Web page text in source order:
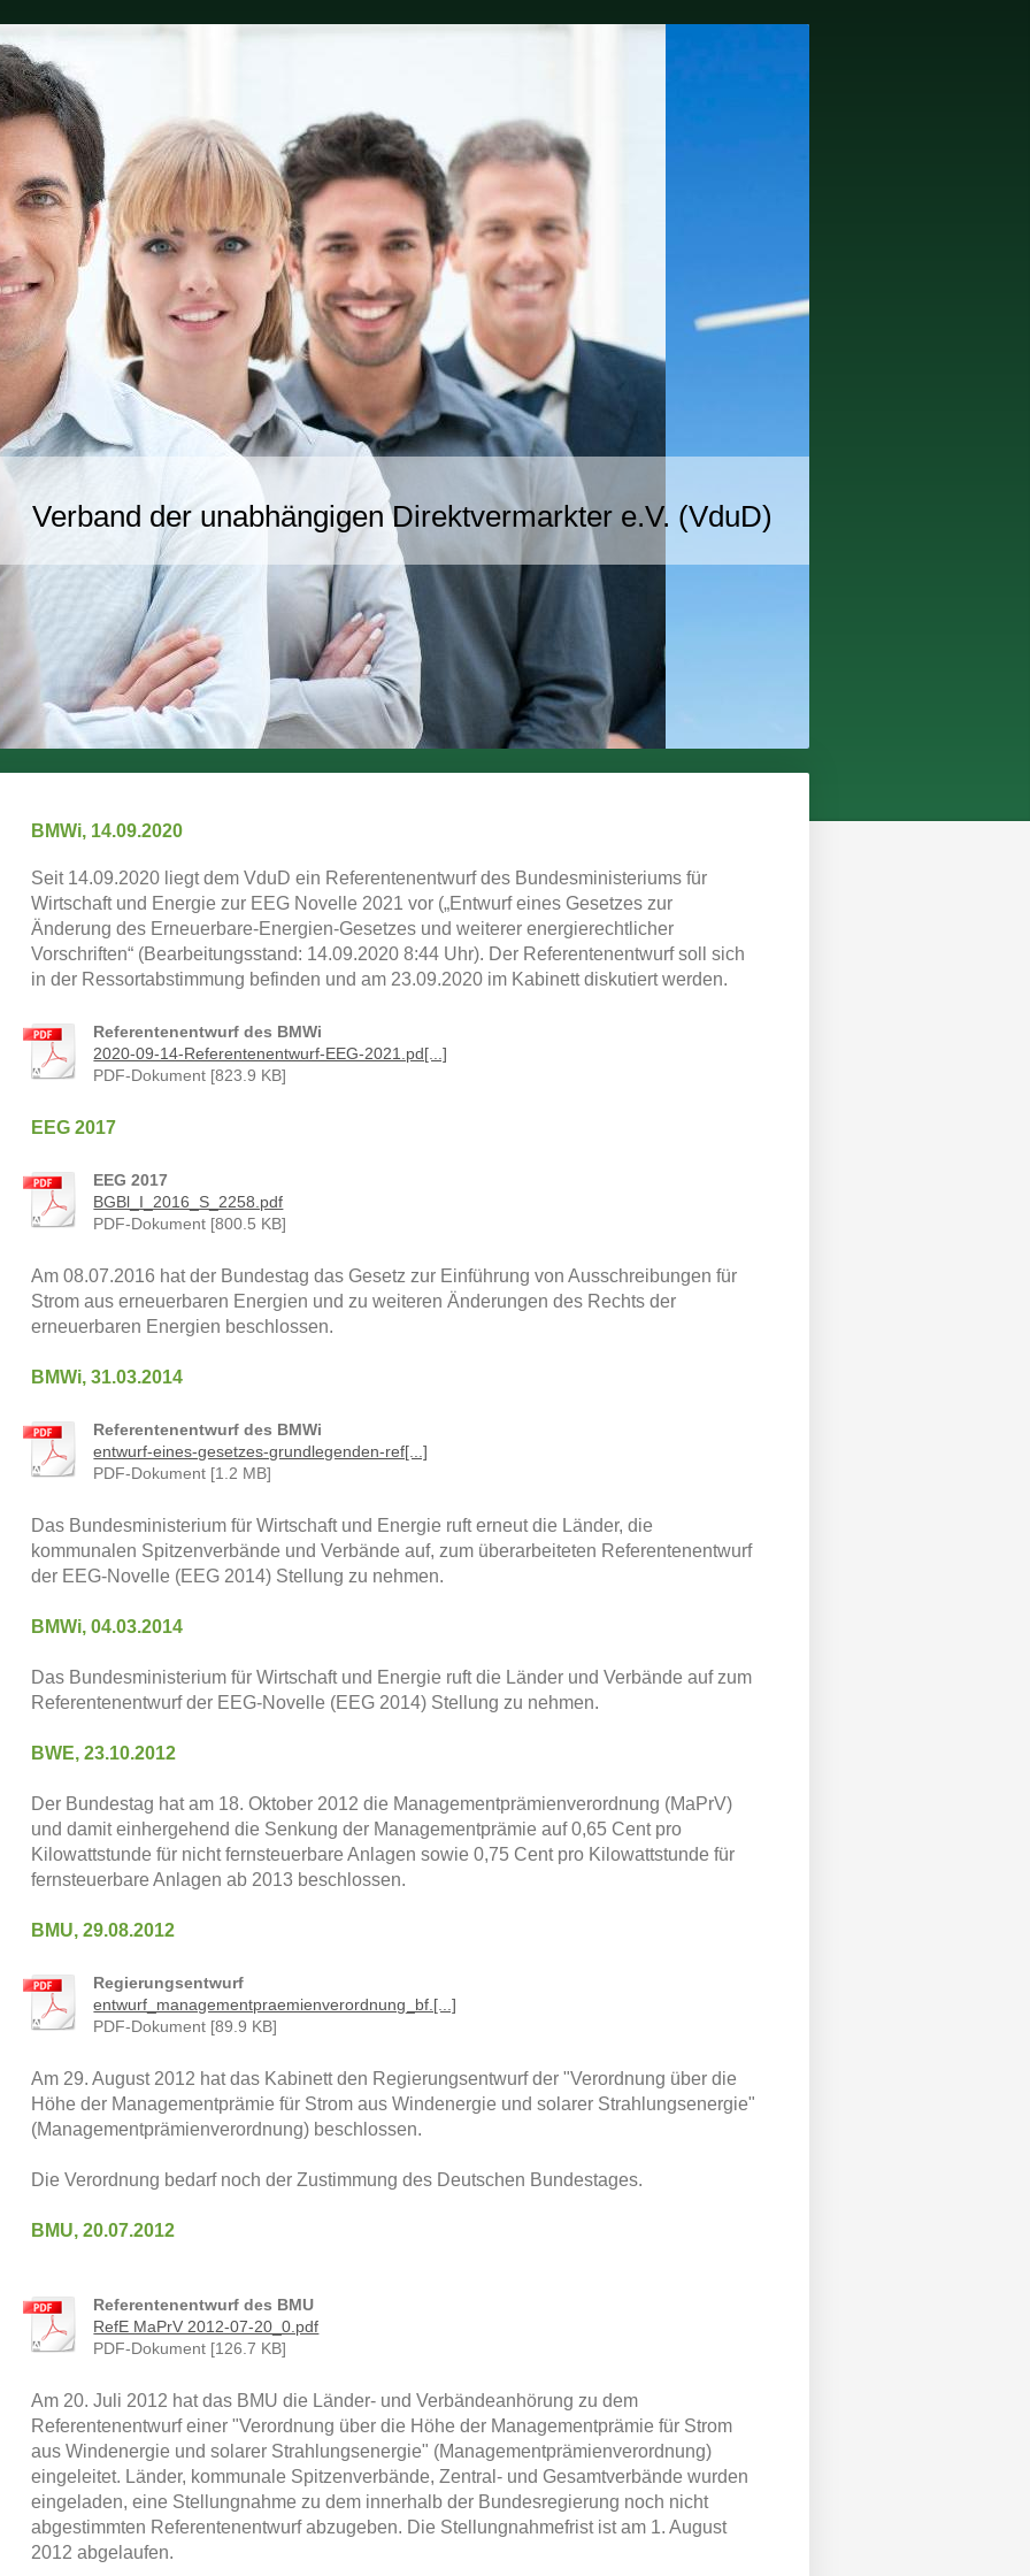
Verband der unabhängigen Direktvermarkter e.V. (VduD)
BMWi, 14.09.2020
Seit 14.09.2020 liegt dem VduD ein Referentenentwurf des Bundesministeriums für
Wirtschaft und Energie zur EEG Novelle 2021 vor („Entwurf eines Gesetzes zur
Änderung des Erneuerbare-Energien-Gesetzes und weiterer energierechtlicher
Vorschriften“ (Bearbeitungsstand: 14.09.2020 8:44 Uhr). Der Referentenentwurf soll sich
in der Ressortabstimmung befinden und am 23.09.2020 im Kabinett diskutiert werden.
Referentenentwurf des BMWi
2020-09-14-Referentenentwurf-EEG-2021.pd[...]
PDF-Dokument [823.9 KB]
EEG 2017
EEG 2017
BGBl_I_2016_S_2258.pdf
PDF-Dokument [800.5 KB]
Am 08.07.2016 hat der Bundestag das Gesetz zur Einführung von Ausschreibungen für
Strom aus erneuerbaren Energien und zu weiteren Änderungen des Rechts der
erneuerbaren Energien beschlossen.
BMWi, 31.03.2014
Referentenentwurf des BMWi
entwurf-eines-gesetzes-grundlegenden-ref[...]
PDF-Dokument [1.2 MB]
Das Bundesministerium für Wirtschaft und Energie ruft erneut die Länder, die
kommunalen Spitzenverbände und Verbände auf, zum überarbeiteten Referentenentwurf
der EEG-Novelle (EEG 2014) Stellung zu nehmen.
BMWi, 04.03.2014
Das Bundesministerium für Wirtschaft und Energie ruft die Länder und Verbände auf zum
Referentenentwurf der EEG-Novelle (EEG 2014) Stellung zu nehmen.
BWE, 23.10.2012
Der Bundestag hat am 18. Oktober 2012 die Managementprämienverordnung (MaPrV)
und damit einhergehend die Senkung der Managementprämie auf 0,65 Cent pro
Kilowattstunde für nicht fernsteuerbare Anlagen sowie 0,75 Cent pro Kilowattstunde für
fernsteuerbare Anlagen ab 2013 beschlossen.
BMU, 29.08.2012
Regierungsentwurf
entwurf_managementpraemienverordnung_bf.[...]
PDF-Dokument [89.9 KB]
Am 29. August 2012 hat das Kabinett den Regierungsentwurf der "Verordnung über die
Höhe der Managementprämie für Strom aus Windenergie und solarer Strahlungsenergie"
(Managementprämienverordnung) beschlossen.
Die Verordnung bedarf noch der Zustimmung des Deutschen Bundestages.
BMU, 20.07.2012
Referentenentwurf des BMU
RefE MaPrV 2012-07-20_0.pdf
PDF-Dokument [126.7 KB]
Am 20. Juli 2012 hat das BMU die Länder- und Verbändeanhörung zu dem
Referentenentwurf einer "Verordnung über die Höhe der Managementprämie für Strom
aus Windenergie und solarer Strahlungsenergie" (Managementprämienverordnung)
eingeleitet. Länder, kommunale Spitzenverbände, Zentral- und Gesamtverbände wurden
eingeladen, eine Stellungnahme zu dem innerhalb der Bundesregierung noch nicht
abgestimmten Referentenentwurf abzugeben. Die Stellungnahmefrist ist am 1. August
2012 abgelaufen.